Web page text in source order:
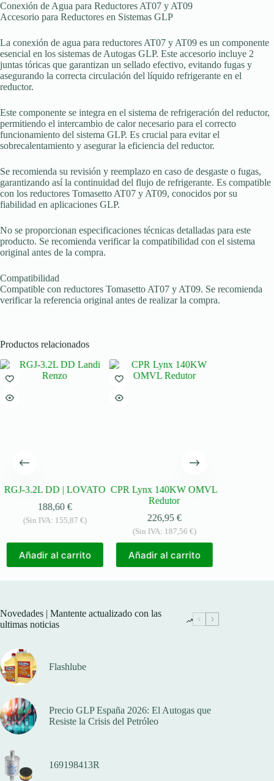
Conexión de Agua para Reductores AT07 y AT09
Accesorio para Reductores en Sistemas GLP
La conexión de agua para reductores AT07 y AT09 es un componente
esencial en los sistemas de Autogas GLP. Este accesorio incluye 2
juntas tóricas que garantizan un sellado efectivo, evitando fugas y
asegurando la correcta circulación del líquido refrigerante en el
reductor.
Este componente se integra en el sistema de refrigeración del reductor,
permitiendo el intercambio de calor necesario para el correcto
funcionamiento del sistema GLP. Es crucial para evitar el
sobrecalentamiento y asegurar la eficiencia del reductor.
Se recomienda su revisión y reemplazo en caso de desgaste o fugas,
garantizando así la continuidad del flujo de refrigerante. Es compatible
con los reductores Tomasetto AT07 y AT09, conocidos por su
fiabilidad en aplicaciones GLP.
No se proporcionan especificaciones técnicas detalladas para este
producto. Se recomienda verificar la compatibilidad con el sistema
original antes de la compra.
Compatibilidad
Compatible con reductores Tomasetto AT07 y AT09. Se recomienda
verificar la referencia original antes de realizar la compra.
Productos relacionados
RGJ-3.2L DD | LOVATO
188,60 €
(Sin IVA: 155,87 €)
Añadir al carrito
CPR Lynx 140KW OMVL
Redutor
226,95 €
(Sin IVA: 187,56 €)
Añadir al carrito
Novedades | Mantente actualizado con las
ultimas noticias
Flashlube
Precio GLP España 2026: El Autogas que
Resiste la Crisis del Petróleo
169198413R